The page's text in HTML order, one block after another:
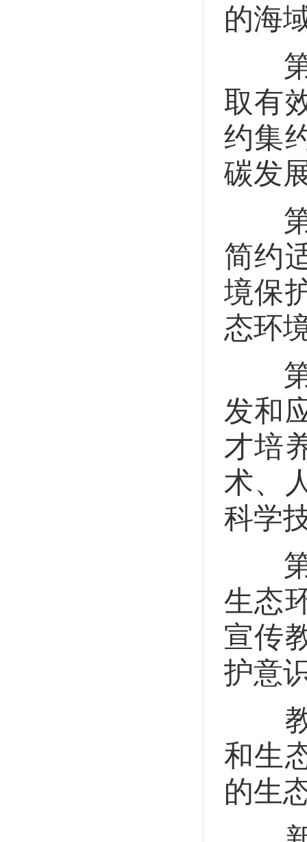
的海
第
取有
约集
碳发
第
简约
境保
态环
第
发和
才培
术、
科学
第
生态
宣传
护意
教
和生
的生